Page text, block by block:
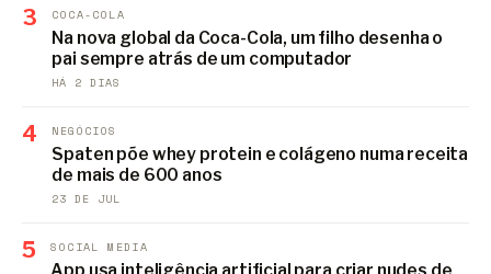
3 COCA-COLA
Na nova global da Coca-Cola, um filho desenha o
pai sempre atrás de um computador
HÁ 2 DIAS
4 NEGÓCIOS
Spaten põe whey protein e colágeno numa receita
de mais de 600 anos
23 DE JUL
5 SOCIAL MEDIA
App usa inteligência artificial para criar nudes de